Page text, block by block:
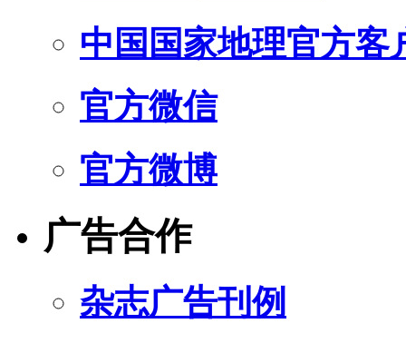
中国国家地理官方客
官方微信
官方微博
广告合作
杂志广告刊例